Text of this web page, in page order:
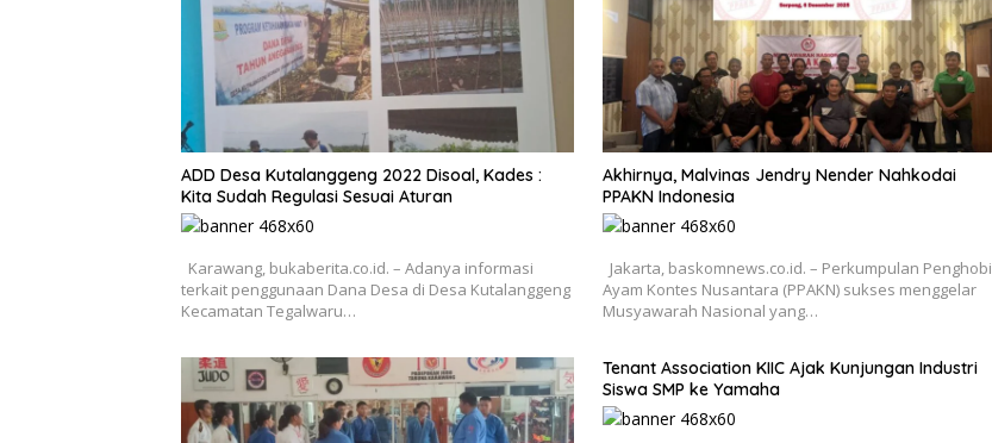
ADD Desa Kutalanggeng 2022 Disoal, Kades :
Kita Sudah Regulasi Sesuai Aturan
Karawang, bukaberita.co.id. – Adanya informasi
terkait penggunaan Dana Desa di Desa Kutalanggeng
Kecamatan Tegalwaru…
Akhirnya, Malvinas Jendry Nender Nahkodai
PPAKN Indonesia
Jakarta, baskomnews.co.id. – Perkumpulan Penghobi
Ayam Kontes Nusantara (PPAKN) sukses menggelar
Musyawarah Nasional yang…
Tenant Association KIIC Ajak Kunjungan Industri
Siswa SMP ke Yamaha